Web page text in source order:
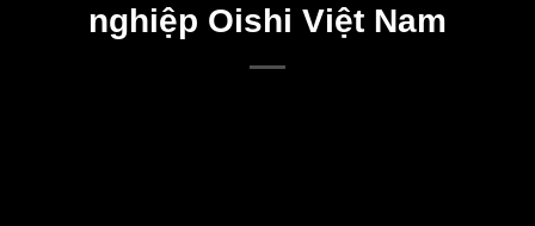
nghiệp Oishi Việt Nam